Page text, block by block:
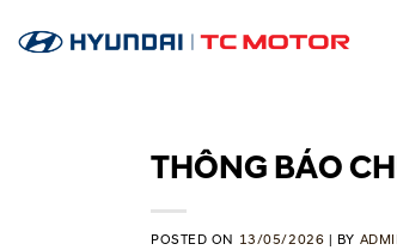
THÔNG BÁO
POSTED ON 13/05/2026 BY